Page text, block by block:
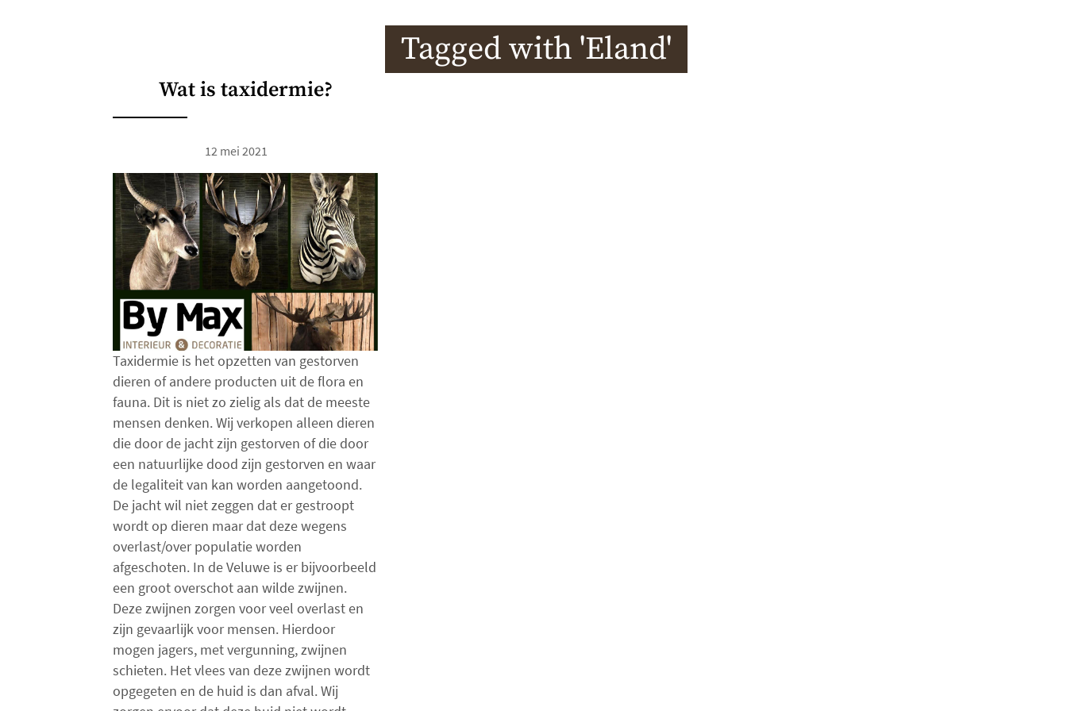
Tagged with 'Eland'
Wat is taxidermie?
12 mei 2021
Taxidermieis het opzetten van gestorven
dieren of andere producten uit de flora en
fauna. Dit is niet zo zielig als dat de meeste
mensen denken. Wij verkopen alleen dieren
die door de jacht zijn gestorven of die door
een natuurlijke dood zijn gestorven en waar
de legaliteit van kan worden aangetoond.
De jacht wil niet zeggen dat er gestroopt
wordt op dieren maar dat deze wegens
overlast/over populatie worden
afgeschoten. In de Veluwe is er bijvoorbeeld
een groot overschot aan wilde zwijnen.
Deze zwijnen zorgen voor veel overlast en
zijn gevaarlijk voor mensen. Hierdoor
mogen jagers, met vergunning, zwijnen
schieten. Het vlees van deze zwijnen wordt
opgegeten en de huid is dan afval. Wij